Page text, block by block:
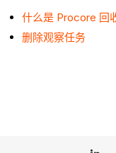
什么是 Procore 回
删除观察任务